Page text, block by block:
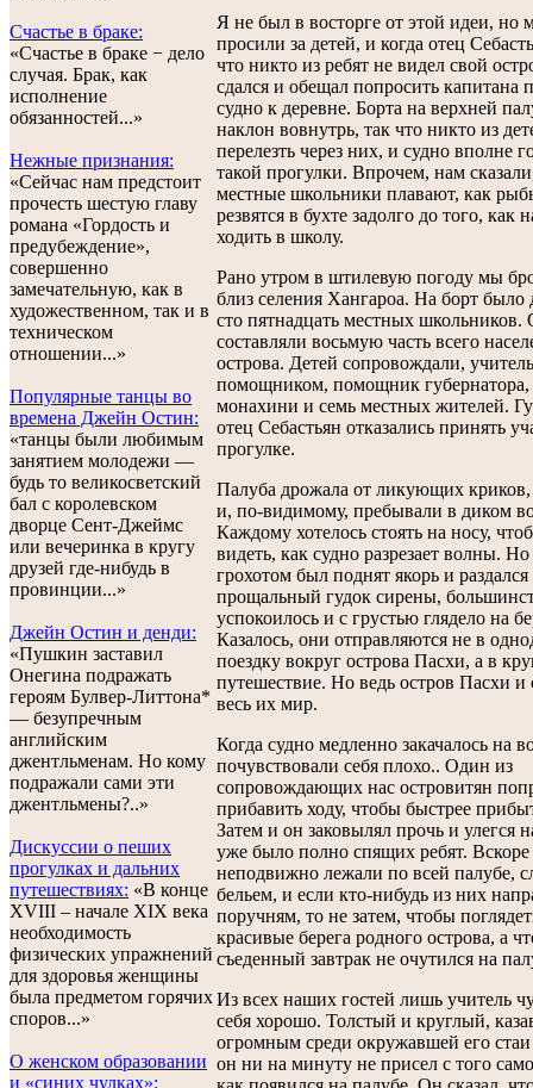
Счастье в браке:
«Счастье в браке − дело
случая. Брак, как
исполнение
обязанностей...»
Нежные признания:
«Cейчас нам предстоит
прочесть шестую главу
романа «Гордость и
предубеждение»,
совершенно
замечательную, как в
художественном, так и в
техническом
отношении...»
Популярные танцы во
времена Джейн Остин:
«танцы были любимым
занятием молодежи —
будь то великосветский
бал с королевском
дворце Сент-Джеймс
или вечеринка в кругу
друзей где-нибудь в
провинции...»
Джейн Остин и денди:
«Пушкин заставил
Онегина подражать
героям Булвер-Литтона*
— безупречным
английским
джентльменам. Но кому
подражали сами эти
джентльмены?..»
Дискуссии о пеших
прогулках и дальних
путешествиях: «В конце
XVIII – начале XIX века
необходимость
физических упражнений
для здоровья женщины
была предметом горячих
споров...»
О женском образовании
и «синих чулках»:
Я не был в восторге от этой идеи, но
просили за детей, и когда отец
что никто из ребят не видел свой
сдался и обещал попросить капитана
судно к деревне. Борта на верхней
наклон вовнутрь, так что никто из
перелезть через них, и судно вполне
такой прогулки. Впрочем, нам
местные школьники плавают, как
резвятся в бухте задолго до того, как
ходить в школу.
Рано утром в штилевую погоду мы
близ селения Хангароа. На борт было
сто пятнадцать местных школьников.
составляли восьмую часть всего
острова. Детей сопровождали,
помощником, помощник губернатора,
монахини и семь местных жителей.
отец Себастьян отказались принять
прогулке.
Палуба дрожала от ликующих криков,
и, по-видимому, пребывали в диком
Каждому хотелось стоять на носу,
видеть, как судно разрезает волны. Но
грохотом был поднят якорь и раздался
прощальный гудок сирены,
успокоилось и с грустью глядело на
Казалось, они отправляются не в
поездку вокруг острова Пасхи, а в
путешествие. Но ведь остров Пасхи и
весь их мир.
Когда судно медленно закачалось на
почувствовали себя плохо.. Один из
сопровождающих нас островитян
прибавить ходу, чтобы быстрее
Затем и он заковылял прочь и улегся
уже было полно спящих ребят.
неподвижно лежали по всей палубе,
бельем, и если кто-нибудь из них
поручням, то не затем, чтобы
красивые берега родного острова, а
съеденный завтрак не очутился на
Из всех наших гостей лишь учитель
себя хорошо. Толстый и круглый,
огромным среди окружавшей его
он ни на минуту не присел с того